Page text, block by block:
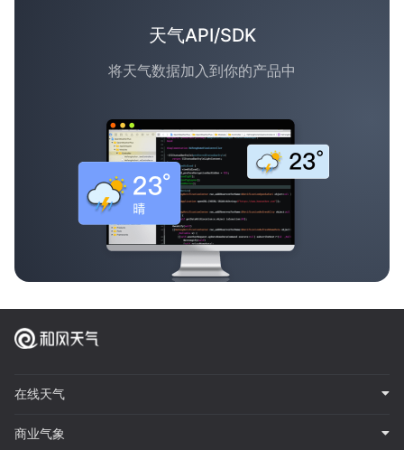
天气API/SDK
将天气数据加入到你的产品中
在线天气
商业气象